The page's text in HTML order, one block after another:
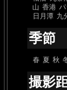
山 香港
日月潭 九
季節
春 夏 秋
撮影